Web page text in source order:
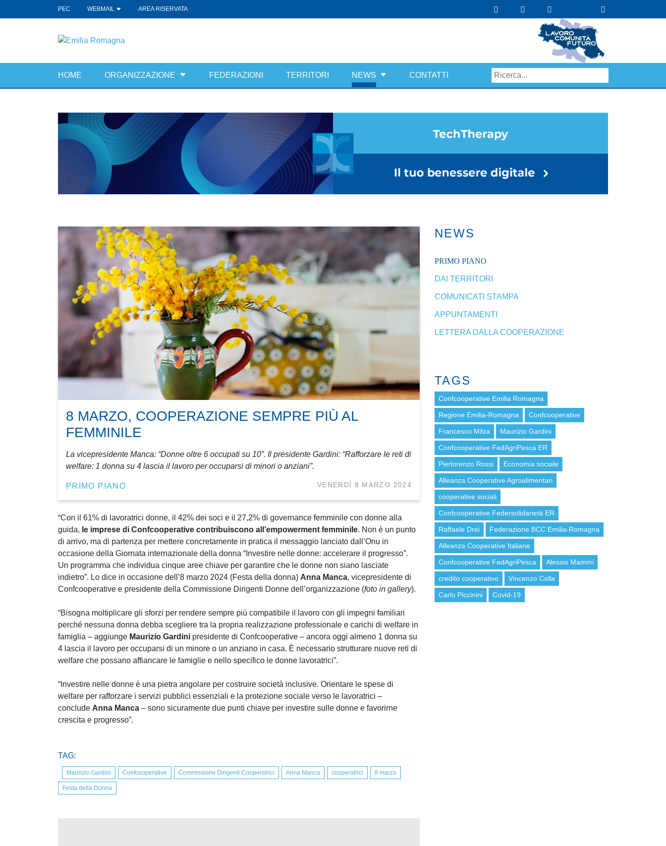
PEC WEBMAIL AREA RISERVATA
HOME ORGANIZZAZIONE FEDERAZIONI TERRITORI NEWS CONTATTI
8 MARZO, COOPERAZIONE SEMPRE PIÙ AL
FEMMINILE
La vicepresidente Manca: “Donne oltre 6 occupati su 10”. Il presidente Gardini: “Rafforzare le reti di
welfare: 1 donna su 4 lascia il lavoro per occuparsi di minori o anziani”.
PRIMO PIANO VENERDÌ 8 MARZO 2024
“Con il 61% di lavoratrici donne, il 42% dei soci e il 27,2% di governance femminile con donne alla
guida, le imprese di Confcooperative contribuiscono all’empowerment femminile. Non è un punto
di arrivo, ma di partenza per mettere concretamente in pratica il messaggio lanciato dall’Onu in
occasione della Giornata internazionale della donna “Investire nelle donne: accelerare il progresso”.
Un programma che individua cinque aree chiave per garantire che le donne non siano lasciate
indietro”. Lo dice in occasione dell’8 marzo 2024 (Festa della donna) Anna Manca, vicepresidente di
Confcooperative e presidente della Commissione Dirigenti Donne dell’organizzazione (foto in gallery).
“Bisogna moltiplicare gli sforzi per rendere sempre più compatibile il lavoro con gli impegni familiari
perché nessuna donna debba scegliere tra la propria realizzazione professionale e carichi di welfare in
famiglia – aggiunge Maurizio Gardini presidente di Confcooperative – ancora oggi almeno 1 donna su
4 lascia il lavoro per occuparsi di un minore o un anziano in casa. È necessario strutturare nuove reti di
welfare che possano affiancare le famiglie e nello specifico le donne lavoratrici”.
“Investire nelle donne è una pietra angolare per costruire società inclusive. Orientare le spese di
welfare per rafforzare i servizi pubblici essenziali e la protezione sociale verso le lavoratrici –
conclude Anna Manca – sono sicuramente due punti chiave per investire sulle donne e favorirne
crescita e progresso”.
TAG:
Maurizio Gardini Confcooperative Commissione Dirigenti Cooperatrici Anna Manca cooperatrici 8 marzo
Festa della Donna
NEWS
PRIMO PIANO
DAI TERRITORI
COMUNICATI STAMPA
APPUNTAMENTI
LETTERA DALLA COOPERAZIONE
TAGS
Confcooperative Emilia Romagna
Regione Emilia-Romagna Confcooperative
Francesco Milza Maurizio Gardini
Confcooperative FedAgriPesca ER
Pierlorenzo Rossi Economia sociale
Alleanza Cooperative Agroalimentari
cooperative sociali
Confcooperative Federsolidarietà ER
Raffaele Drei Federazione BCC Emilia-Romagna
Alleanza Cooperative Italiane
Confcooperative FedAgriPesca Alessio Mammi
credito cooperativo Vincenzo Colla
Carlo Piccinini Covid-19